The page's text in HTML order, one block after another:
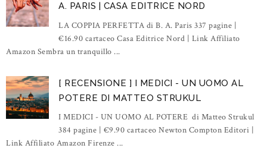
A. PARIS | CASA EDITRICE NORD
LA COPPIA PERFETTA di B. A. Paris 337 pagine |
€16.90 cartaceo Casa Editrice Nord | Link Affiliato
Amazon Sembra un tranquillo ...
[ RECENSIONE ] I MEDICI - UN UOMO AL
POTERE DI MATTEO STRUKUL
I MEDICI - UN UOMO AL POTERE di Matteo Strukul
384 pagine | €9.90 cartaceo Newton Compton Editori |
Link Affiliato Amazon Firenze ...